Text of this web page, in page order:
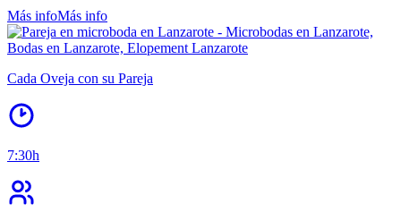
Más infoMás info
Cada Oveja con su Pareja
7:30h